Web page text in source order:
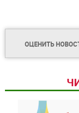
ОЦЕНИТЬ